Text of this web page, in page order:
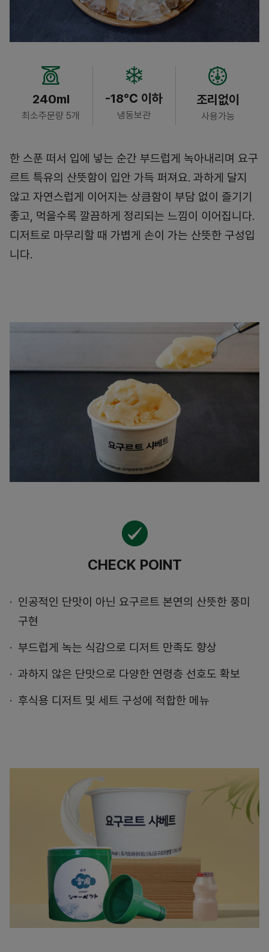
240ml
최소주문량 5개
-18℃ 이하
냉동보관
조리없이
사용가능
한 스푼 떠서 입에 넣는 순간 부드럽게 녹아내리며 요구
르트 특유의 산뜻함이 입안 가득 퍼져요. 과하게 달지
않고 자연스럽게 이어지는 상큼함이 부담 없이 즐기기
좋고, 먹을수록 깔끔하게 정리되는 느낌이 이어집니다.
디저트로 마무리할 때 가볍게 손이 가는 산뜻한 구성입
니다.
CHECK POINT
인공적인 단맛이 아닌 요구르트 본연의 산뜻한 풍미
구현
부드럽게 녹는 식감으로 디저트 만족도 향상
과하지 않은 단맛으로 다양한 연령층 선호도 확보
후식용 디저트 및 세트 구성에 적합한 메뉴